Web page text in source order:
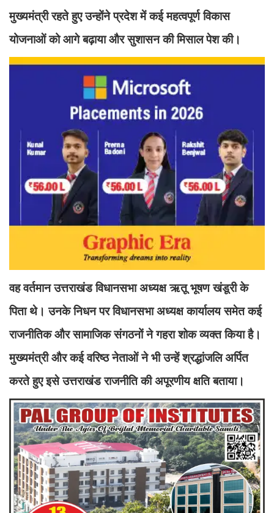
मुख्यमंत्री रहते हुए उन्होंने प्रदेश में कई महत्वपूर्ण विकास
योजनाओं को आगे बढ़ाया और सुशासन की मिसाल पेश की।
वह वर्तमान उत्तराखंड विधानसभा अध्यक्ष ऋतू भूषण खंडूरी के
पिता थे। उनके निधन पर विधानसभा अध्यक्ष कार्यालय समेत कई
राजनीतिक और सामाजिक संगठनों ने गहरा शोक व्यक्त किया है।
मुख्यमंत्री और कई वरिष्ठ नेताओं ने भी उन्हें श्रद्धांजलि अर्पित
करते हुए इसे उत्तराखंड राजनीति की अपूरणीय क्षति बताया।